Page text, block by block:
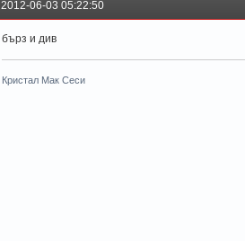
2012-06-03 05:22:50
бърз и див
Кристал Мак Сеси